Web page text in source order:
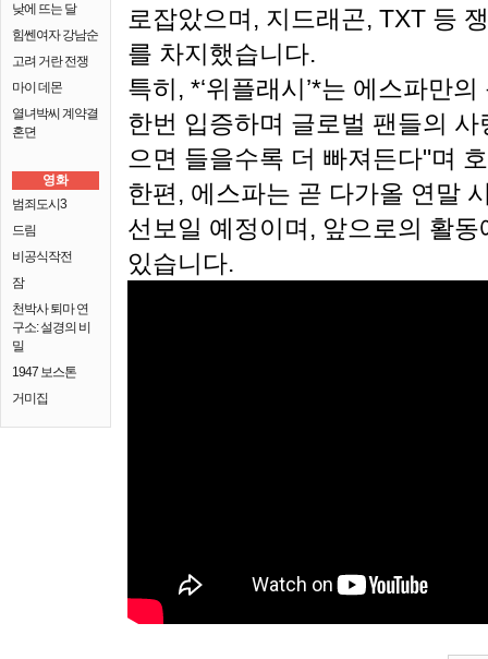
낮에 뜨는 달
힘쎈여자 강남순
고려 거란 전쟁
마이 데몬
열녀박씨 계약결
혼뎐
영화
범죄도시3
드림
비공식작전
잠
천박사 퇴마 연
구소: 설경의 비
밀
1947 보스톤
거미집
로잡았으며, 지드래곤, TXT 등
를 차지했습니다.
특히, *‘위플래시’*는 에스파만
한번 입증하며 글로벌 팬들의
으면 들을수록 더 빠져든다"며
한편, 에스파는 곧 다가올 연말
선보일 예정이며, 앞으로의 활
있습니다.